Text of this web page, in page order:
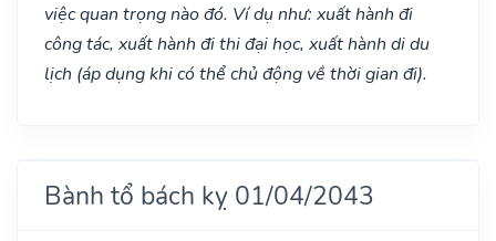
việc quan trọng nào đó. Ví dụ như: xuất hành đi
công tác, xuất hành đi thi đại học, xuất hành di du
lịch (áp dụng khi có thể chủ động về thời gian đi).
Bành tổ bách kỵ 01/04/2043